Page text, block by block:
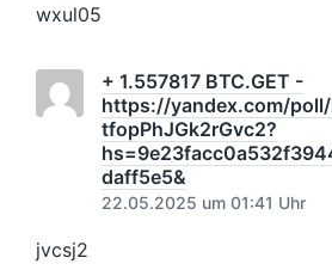
wxul05
+ 1.557817 BTC.GET -
https://yandex.com/poll/
tfopPhJGk2rGvc2?
daff5e5&
22.05.2025 um 01:41 Uhr
jvcsj2